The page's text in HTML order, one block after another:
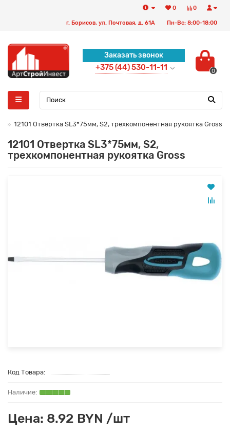
0
0
г. Борисов, ул. Почтовая, д. 61А Пн-Вс: 8:00-18:00
Заказать звонок
+375 (44) 530-11-11 0
12101 Отвертка SL3*75мм, S2, трехкомпонентная рукоятка Gross
12101 Отвертка SL3*75мм, S2,
трехкомпонентная рукоятка Gross
Код Товара:
Цена: 8.92 BYN /шт